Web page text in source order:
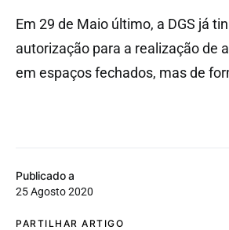
Publicado a
25 Agosto 2020
PARTILHAR ARTIGO
Em 29 de Maio último, a DGS já
autorização para a realização de
em espaços fechados, mas de